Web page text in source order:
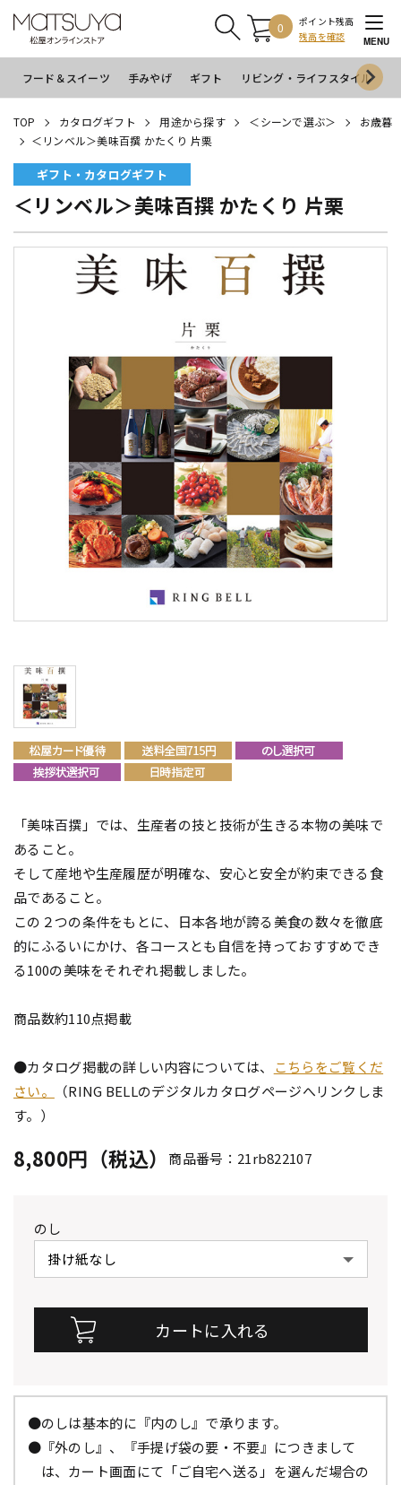
0
ポイント残高
残高を確認
MENU
フード＆スイーツ 手みやげ ギフト リビング・ライフスタイル
TOP カタログギフト 用途から探す ＜シーンで選ぶ＞
お歳暮
＜リンベル＞美味百撰 かたくり 片栗
ギフト・カタログギフト
＜リンベル＞美味百撰 かたくり 片栗
「美味百撰」では、生産者の技と技術が生きる本物の美味で
あること。
そして産地や生産履歴が明確な、安心と安全が約束できる食
品であること。
この２つの条件をもとに、日本各地が誇る美食の数々を徹底
的にふるいにかけ、各コースとも自信を持っておすすめでき
る100の美味をそれぞれ掲載しました。
商品数約110点掲載
●カタログ掲載の詳しい内容については、
こちらをご覧くだ
さい。
（RING BELLのデジタルカタログページへリンクしま
す。）
8,800円（税込） 商品番号：21rb822107
のし
●のしは基本的に『内のし』で承ります。
●『外のし』、『手提げ袋の要・不要』につきまして
は、カート画面にて「ご自宅へ送る」を選んだ場合の